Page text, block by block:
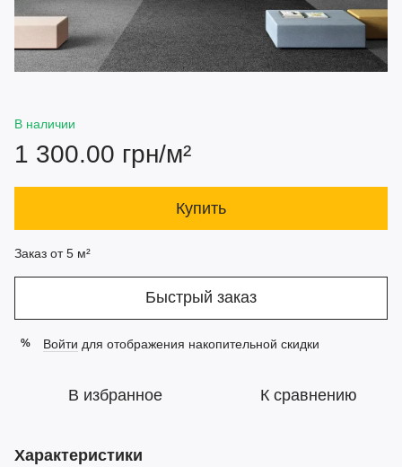
В наличии
1 300.00 грн/м²
Купить
Заказ от 5 м²
Быстрый заказ
% Войти для отображения накопительной скидки
В избранное К сравнению
Характеристики